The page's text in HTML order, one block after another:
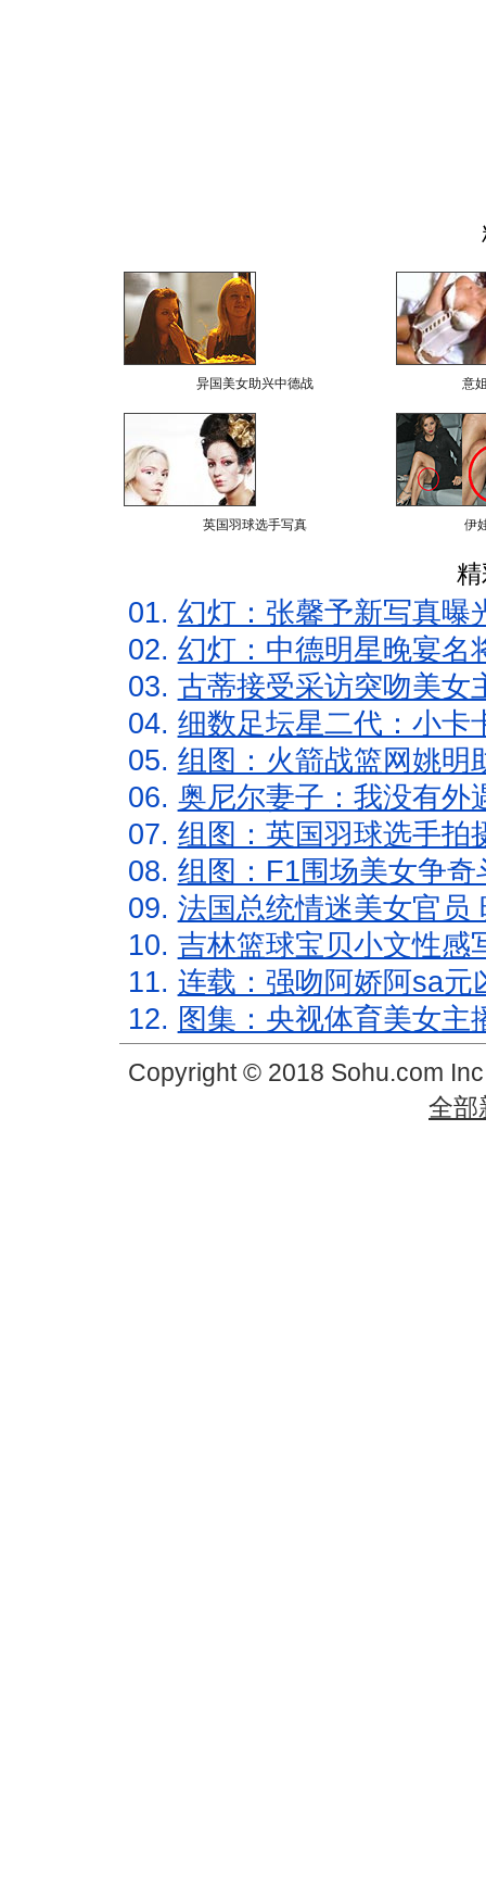
异国美女助兴中德战 意
英国羽球选手写真 伊
01. 幻灯：张馨予新写真曝
02. 幻灯：中德明星晚宴名
03. 古蒂接受采访突吻美女
04. 细数足坛星二代：小卡
05. 组图：火箭战篮网姚明
06. 奥尼尔妻子：我没有外
07. 组图：英国羽球选手拍
08. 组图：F1围场美女争
09. 法国总统情迷美女官员
10. 吉林篮球宝贝小文性感
11. 连载：强吻阿娇阿sa元
12. 图集：央视体育美女主
Copyright © 2018 Sohu.com
全部